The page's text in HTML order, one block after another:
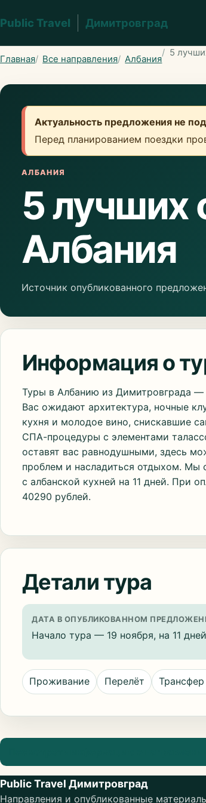
Public Travel Димитровград
Главная Все направления Албания
5
Актуальность предложения не
Перед планированием поездки
АЛБАНИЯ
5 лучших
Албания
Источник опубликованного
Информация о
Туры в Албанию из Димитровграда —
Вас ожидают архитектура, ночные
кухня и молодое вино, снискавшие
СПА-процедуры с элементами
оставят вас равнодушными, здесь
проблем и насладиться отдыхом. Мы
с албанской кухней на 11 дней. При
40290 рублей.
Детали тура
ДАТА В ОПУБЛИКОВАННОМ
Начало тура — 19 ноября, на 11 дней
Проживание Перелёт
Public Travel Димитровград
Направления и опубликованные